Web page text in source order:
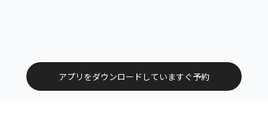
アプリをダウンロードしていますぐ予約